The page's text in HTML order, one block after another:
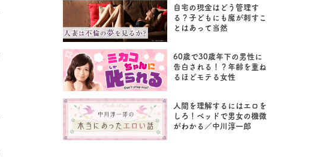
自宅の現金はどう管理す
る？子どもにも魔が刺すこ
とはあって当然
60歳で30歳年下の男性に
告白される！？年齢を重ね
るほどモテる女性
人間を理解するにはエロを
しろ！ベッドで男女の機微
がわかる／中川淳一郎